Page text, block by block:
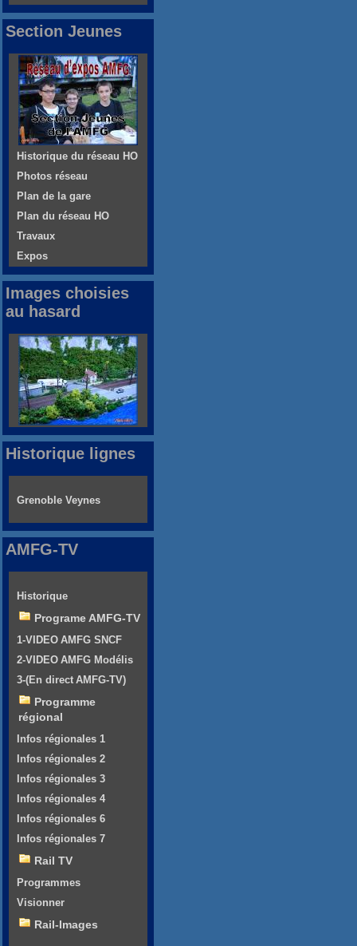
Section Jeunes
Historique du réseau HO
Photos réseau
Plan de la gare
Plan du réseau HO
Travaux
Expos
Images choisies
au hasard
Historique lignes
Grenoble Veynes
AMFG-TV
Historique
Programe AMFG-TV
1-VIDEO AMFG SNCF
2-VIDEO AMFG Modélis
3-(En direct AMFG-TV)
Programme
régional
Infos régionales 1
Infos régionales 2
Infos régionales 3
Infos régionales 4
Infos régionales 6
Infos régionales 7
Rail TV
Programmes
Visionner
Rail-Images